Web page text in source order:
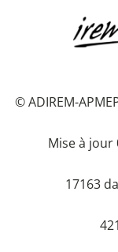
© ADIREM-
Mise à jour
17163